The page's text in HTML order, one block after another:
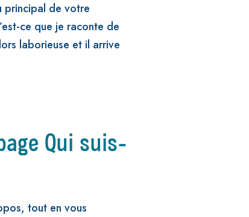
principal de votre
ce que je raconte de
laborieuse et il arrive
Qui suis-
tout en vous